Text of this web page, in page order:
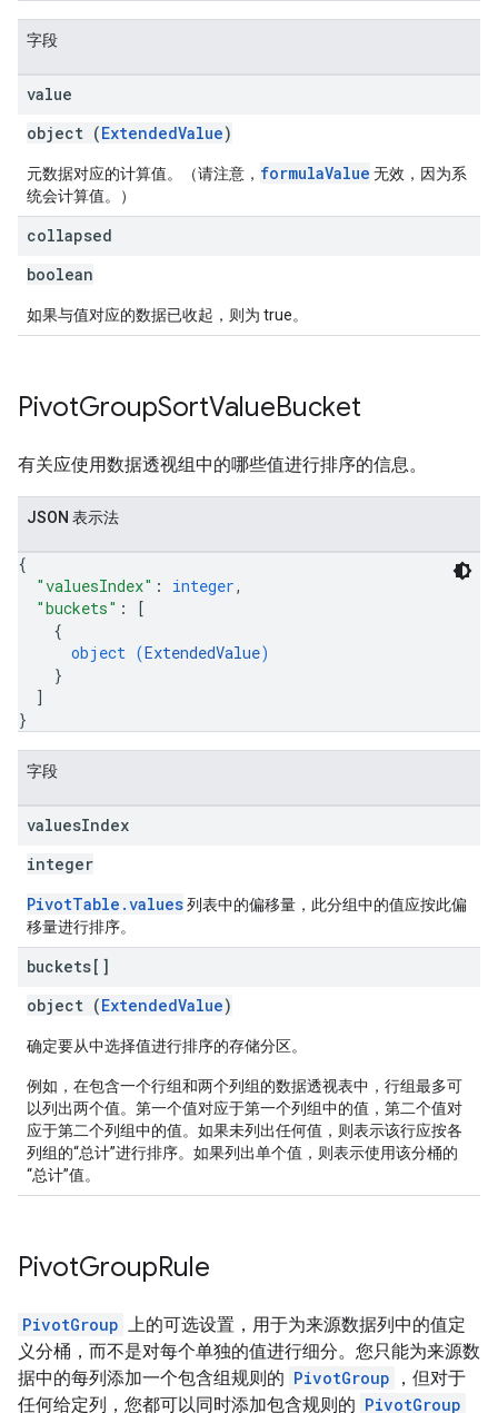
字段
value
object (ExtendedValue)
元数据对应的计算值。（请注意， formulaValue 无效，因为系
统会计算值。）
collapsed
boolean
如果与值对应的数据已收起，则为 true。
PivotGroupSortValueBucket
有关应使用数据透视组中的哪些值进行排序的信息。
JSON 表示法
{
"valuesIndex" : integer,
"buckets" :
[
{
object (ExtendedValue)
}
]
}
字段
valuesIndex
integer
PivotTable.values列表中的偏移量，此分组中的值应按此偏
移量进行排序。
buckets[]
object (ExtendedValue)
确定要从中选择值进行排序的存储分区。
例如，在包含一个行组和两个列组的数据透视表中，行组最多可
以列出两个值。第一个值对应于第一个列组中的值，第二个值对
应于第二个列组中的值。如果未列出任何值，则表示该行应按各
列组的“总计”进行排序。如果列出单个值，则表示使用该分桶的
“总计”值。
PivotGroupRule
PivotGroup 上的可选设置，用于为来源数据列中的值定
义分桶，而不是对每个单独的值进行细分。您只能为来源数
据中的每列添加一个包含组规则的 PivotGroup
，但对于
任何给定列，您都可以同时添加包含规则的 PivotGroup